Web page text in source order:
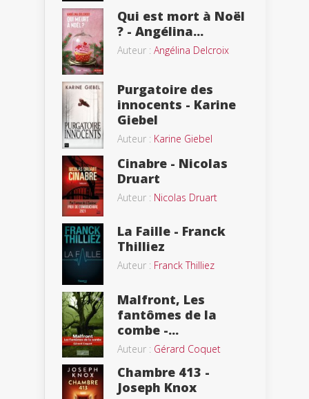
Qui est mort à Noël
? - Angélina...
Auteur : Angélina Delcroix
Purgatoire des
innocents - Karine
Giebel
Auteur : Karine Giebel
Cinabre - Nicolas
Druart
Auteur : Nicolas Druart
La Faille - Franck
Thilliez
Auteur : Franck Thilliez
Malfront, Les
fantômes de la
combe -...
Auteur : Gérard Coquet
Chambre 413 -
Joseph Knox